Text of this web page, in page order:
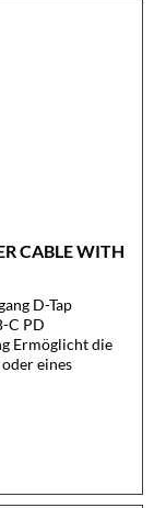
CABLE WITH
D-Tap
C PD
Ermöglicht die
eines